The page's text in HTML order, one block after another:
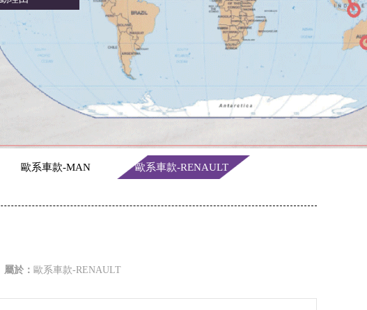
歐系車款-MAN 歐系車款-RENAULT
屬於： 歐系車款-RENAULT